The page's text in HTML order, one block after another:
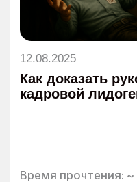
Как доказать
кадровой лидогенерации
Время прочтения: ~ 10 минут